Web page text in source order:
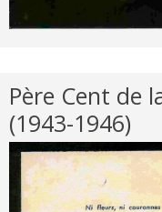
Père Cent de
(1943-1946)